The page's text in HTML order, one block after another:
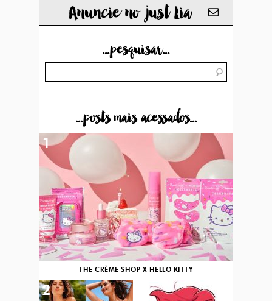
Anuncie no just Lia
...pesquisar...
...posts mais acessados...
THE CRÈME SHOP X HELLO KITTY
1
2 3